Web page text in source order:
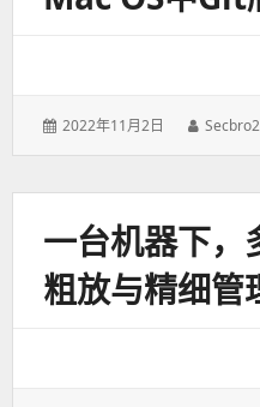
发
2022年11月2日
作
Secbro2
一台机器下，
粗放与精细管